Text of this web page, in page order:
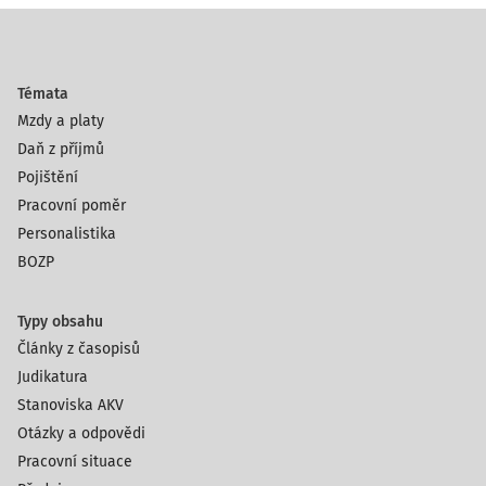
Témata
Mzdy a platy
Daň z příjmů
Pojištění
Pracovní poměr
Personalistika
BOZP
Typy obsahu
Články z časopisů
Judikatura
Stanoviska AKV
Otázky a odpovědi
Pracovní situace